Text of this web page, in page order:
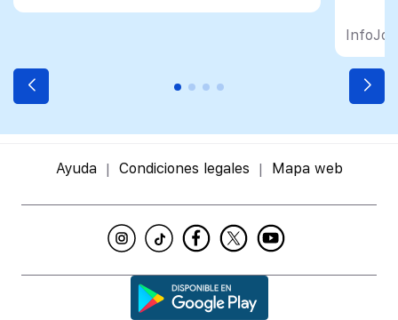
Ayuda Condiciones legales Mapa web